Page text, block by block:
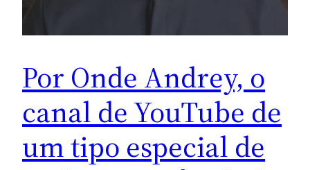
Por Onde Andrey, o
canal de YouTube de
um tipo especial de